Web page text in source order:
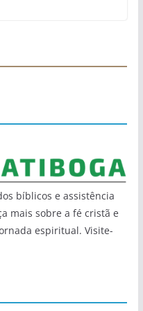
bíblicos e assistência
mais sobre a fé cristã e
espiritual. Visite-